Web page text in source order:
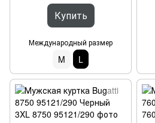
Купить
Международный размер
M L